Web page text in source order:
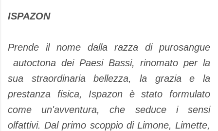
ISPAZON
Prende il nome dalla razza di purosangue
autoctona dei Paesi Bassi, rinomato per la
sua straordinaria bellezza, la grazia e la
prestanza fisica, Ispazon è stato formulato
come un'avventura, che seduce i sensi
olfattivi. Dal primo scoppio di Limone, Limette,